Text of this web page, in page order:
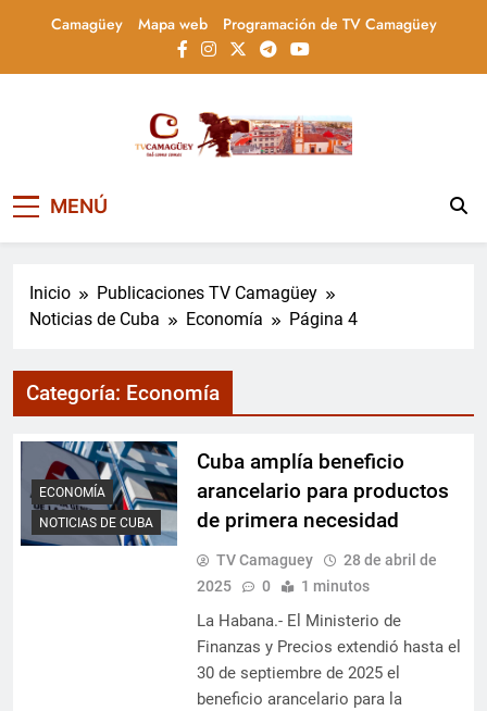
Camagüey Mapa web Programación de TV Camagüey
Televisión Camagüey,
Cuba
informa, educa y entretiene con contenidos
la actualidad nacional
MENÚ
Inicio
Publicaciones TV Camagüey
Noticias de Cuba
Economía Página 4
Categoría: Economía
ECONOMÍA
NOTICIAS DE CUBA
Cuba amplía beneficio
arancelario para productos
de primera necesidad
TV Camaguey
28 de abril de
2025
0 1 minutos
La Habana.- El Ministerio de
Finanzas y Precios extendió hasta el
30 de septiembre de 2025 el
beneficio arancelario para la